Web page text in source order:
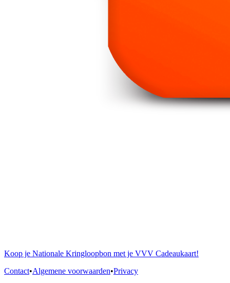
Koop je Nationale Kringloopbon met je VVV Cadeaukaart!
Contact•Algemene voorwaarden•Privacy